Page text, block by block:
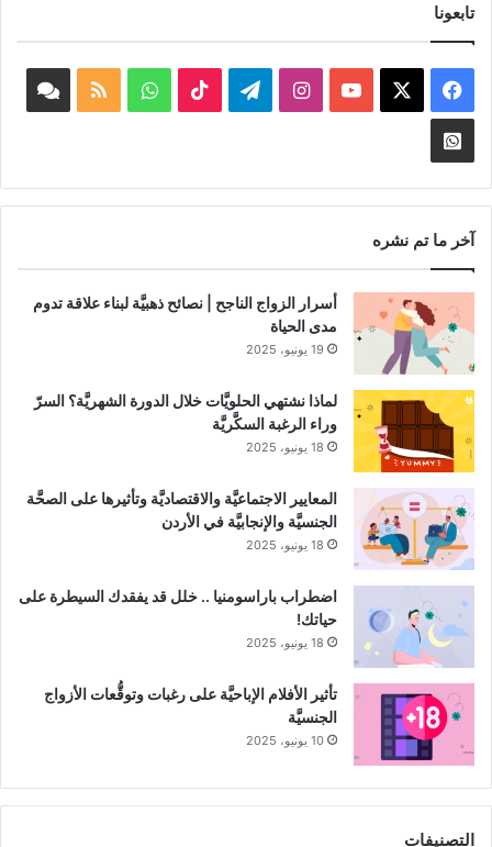
تابعونا
فيسبوك ‫YouTubeانستقرامتيلقرام ‫TikTokواتسابملخص
Whatsapp
Channel
آخر ما تم نشره
أسرار الزواج الناجح | نصائح ذهبيَّة لبناء علاقة تدوم
مدى الحياة
19 يونيو، 2025
لماذا نشتهي الحلويَّات خلال الدورة الشهريَّة؟ السرّ
وراء الرغبة السكَّريَّة
18 يونيو، 2025
المعايير الاجتماعيَّة والاقتصاديَّة وتأثيرها على الصحَّة
الجنسيَّة والإنجابيَّة في الأردن
18 يونيو، 2025
اضطراب باراسومنيا .. خلل قد يفقدك السيطرة على
حياتك!
18 يونيو، 2025
تأثير الأفلام الإباحيَّة على رغبات وتوقُّعات الأزواج
الجنسيَّة
10 يونيو، 2025
التصنيفات